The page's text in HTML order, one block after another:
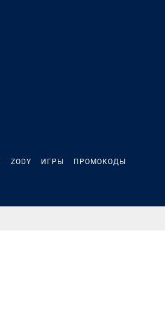
ZODY ИГРЫ ПРОМОКОДЫ